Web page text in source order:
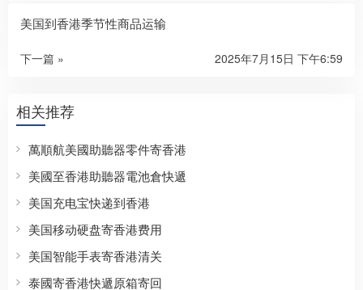
美国到香港季节性商品运输
下一篇 » 2025年7月15日 下午6:59
相关推荐
萬順航美國助聽器零件寄香港
美國至香港助聽器電池倉快遞
美国充电宝快递到香港
美国移动硬盘寄香港费用
美国智能手表寄香港清关
泰國寄香港快遞原箱寄回